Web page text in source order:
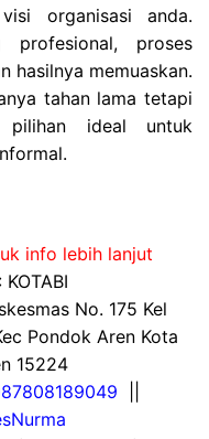
organisasi anda.
proses
hasilnya memuaskan.
tahan lama tetapi
pilihan ideal untuk
info lebih lanjut
No. 175 Kel
Pondok Aren Kota
15224